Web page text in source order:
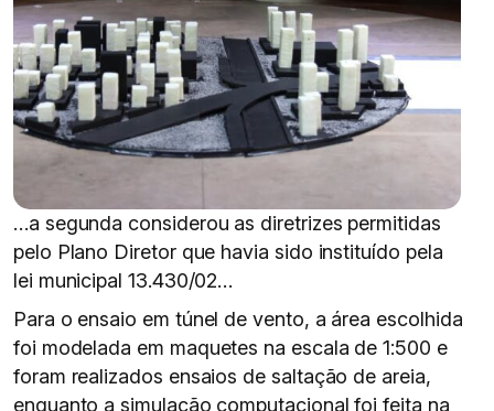
…a segunda considerou as diretrizes permitidas
pelo Plano Diretor que havia sido instituído pela
lei municipal 13.430/02…
Para o ensaio em túnel de vento, a área escolhida
foi modelada em maquetes na escala de 1:500 e
foram realizados ensaios de saltação de areia,
enquanto a simulação computacional foi feita na